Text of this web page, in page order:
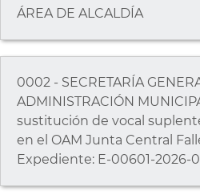
ÁREA DE ALCALDÍA
0002 - SECRETARÍA
ADMINISTRACIÓN
sustitución de vocal
en el OAM Junta Central
Expediente: E-00601-2026-